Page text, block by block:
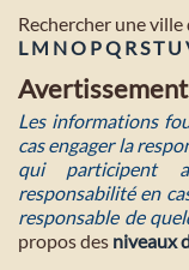
Rechercher une
L M NO PQ RST U
Avertissement
Les informations
cas engager la
qui participent
responsabilité en
responsable de
propos des niveaux